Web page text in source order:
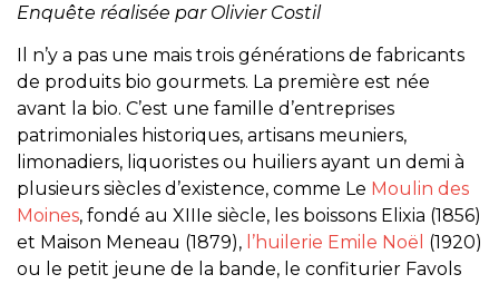
Enquête réalisée par Olivier Costil
Il n’y a pas une mais trois générations de fabricants
de produits bio gourmets. La première est née
avant la bio. C’est une famille d’entreprises
patrimoniales historiques, artisans meuniers,
limonadiers, liquoristes ou huiliers ayant un demi à
plusieurs siècles d’existence, comme Le Moulin des
Moines, fondé au XIIIe siècle, les boissons Elixia (1856)
et Maison Meneau (1879), l’huilerie Emile Noël (1920)
ou le petit jeune de la bande, le confiturier Favols